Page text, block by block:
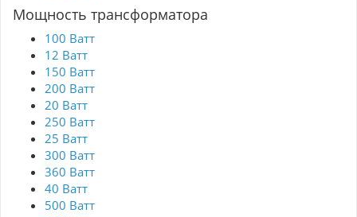
Мощность трансформатора
100 Ватт
12 Ватт
150 Ватт
200 Ватт
20 Ватт
250 Ватт
25 Ватт
300 Ватт
360 Ватт
40 Ватт
500 Ватт